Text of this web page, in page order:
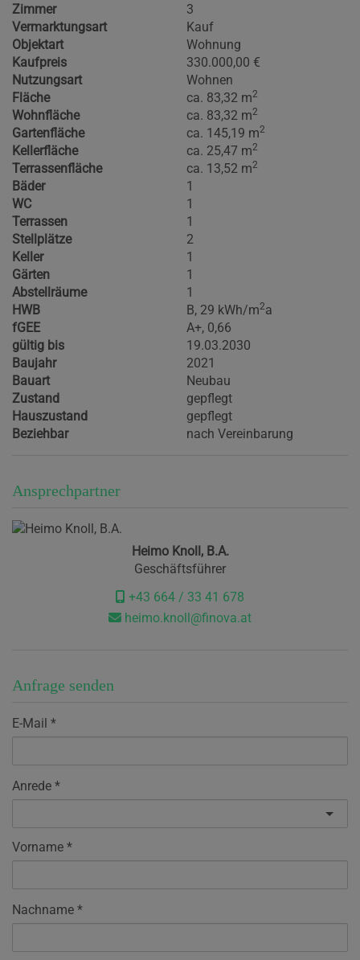
Zimmer
3
Vermarktungsart
Kauf
Objektart
Wohnung
Kaufpreis
330.000,00 €
Nutzungsart
Wohnen
Fläche
ca. 83,32 m2
Wohnfläche ca. 83,32 m2
Gartenfläche ca. 145,19 m2
Kellerfläche ca. 25,47 m2
Terrassenfläche ca. 13,52 m2
Bäder
1
WC
1
Terrassen
1
Stellplätze
2
Keller
1
Gärten
1
Abstellräume
1
HWB
B, 29 kWh/m2a
fGEE
A+, 0,66
gültig bis
19.03.2030
Baujahr
2021
Bauart
Neubau
Zustand
gepflegt
Hauszustand
gepflegt
Beziehbar
nach Vereinbarung
Ansprechpartner
Heimo Knoll, B.A.
Geschäftsführer
+43 664 / 33 41 678
heimo.knoll@finova.at
Anfrage senden
E-Mail
Anrede
Vorname
Nachname